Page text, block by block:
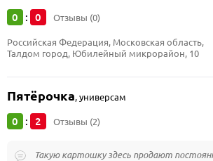
0 : 0 Отзывы (0)
Российская Федерация, Московская область,
Талдом город, Юбилейный микрорайон, 10
Пятёрочка,универсам
0 : 2 Отзывы (2)
Такую картошку здесь продают